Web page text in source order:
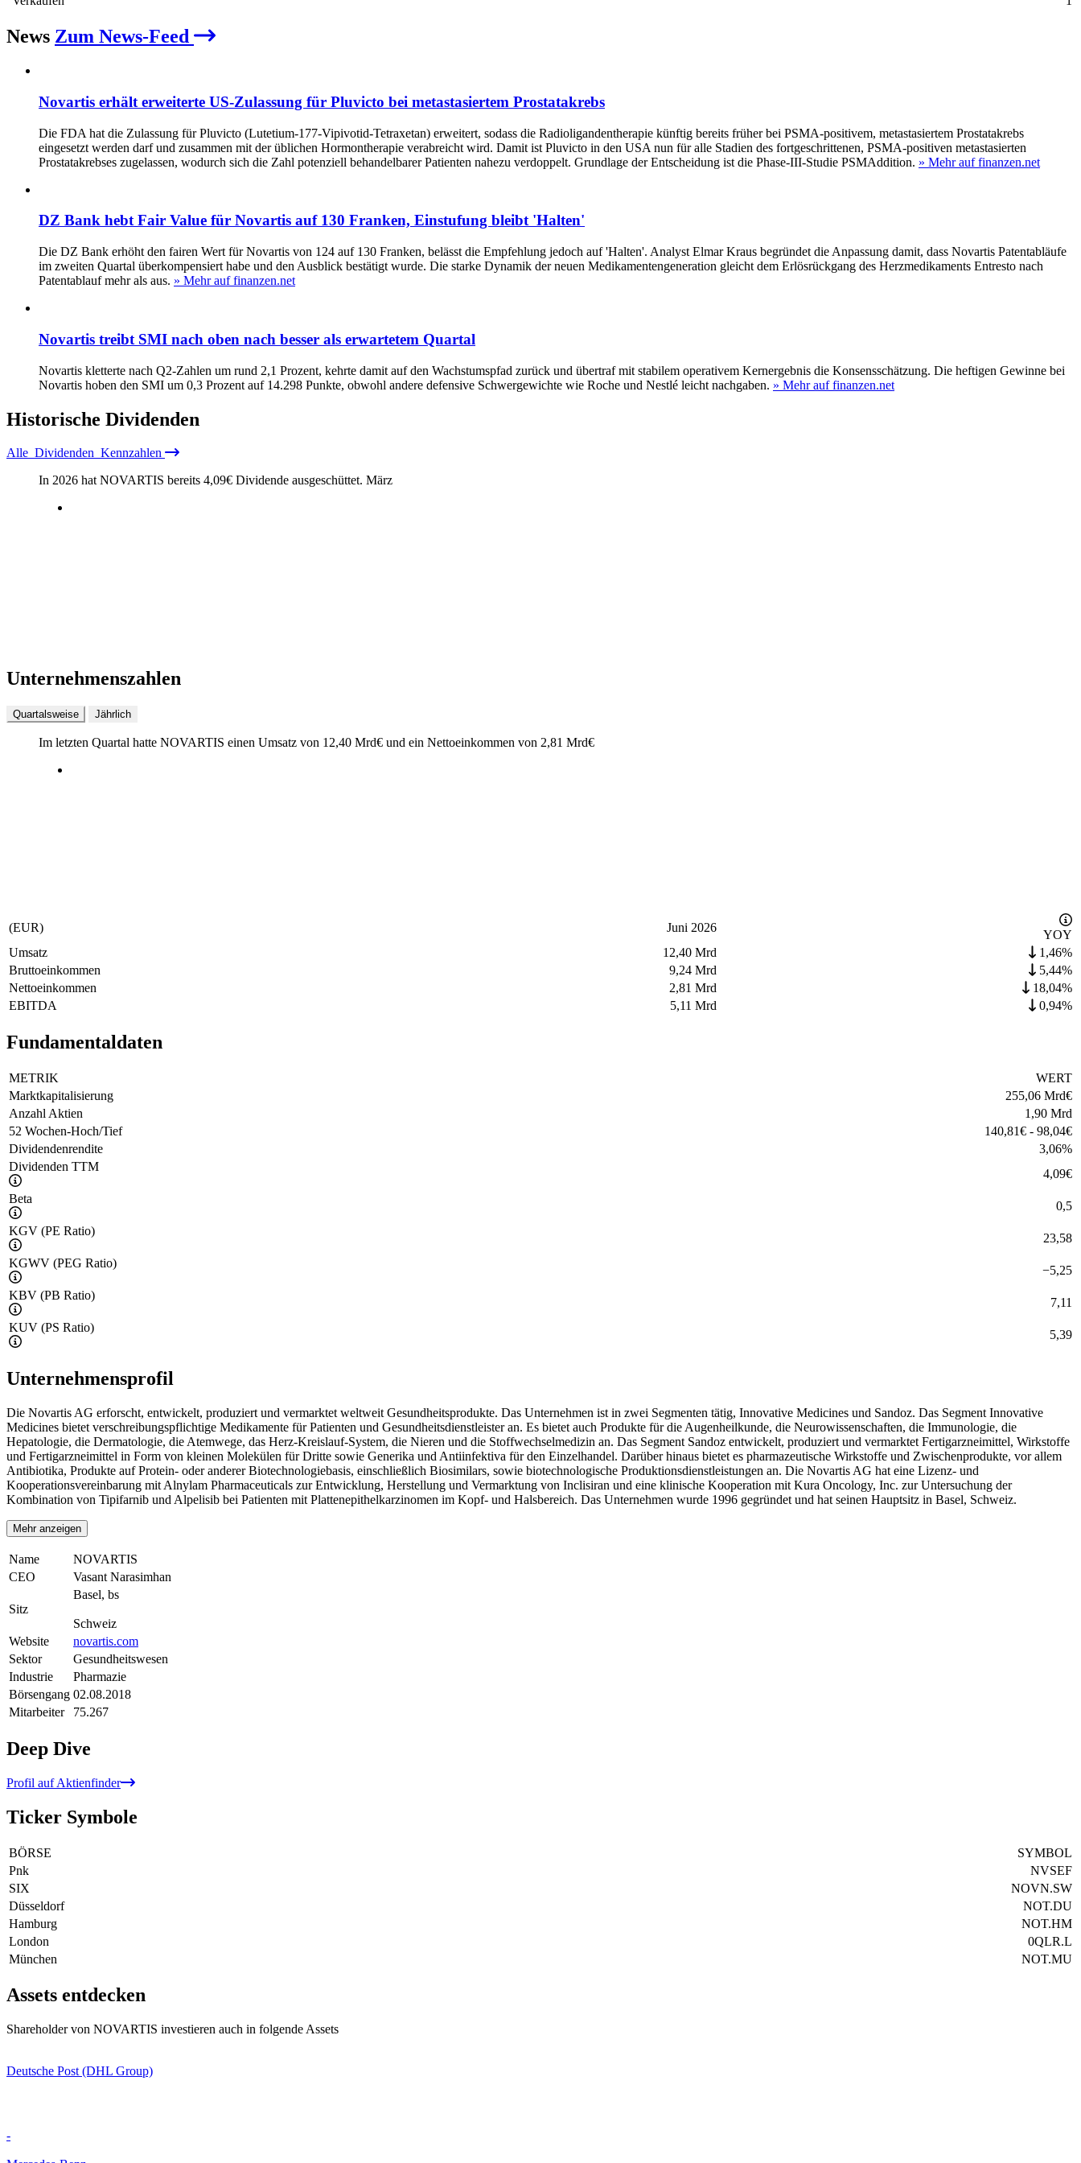
News Zum News-Feed
Novartis erhält erweiterte US‑Zulassung für Pluvicto bei metastasiertem Prostatakrebs
Die FDA hat die Zulassung für Pluvicto (Lutetium‑177‑Vipivotid‑Tetraxetan) erweitert, sodass die Radioligandentherapie künftig bereits früher bei PSMA‑positivem, metastasiertem Prostatakrebs
eingesetzt werden darf und zusammen mit der üblichen Hormontherapie verabreicht wird. Damit ist Pluvicto in den USA nun für alle Stadien des fortgeschrittenen, PSMA‑positiven metastasierten
Prostatakrebses zugelassen, wodurch sich die Zahl potenziell behandelbarer Patienten nahezu verdoppelt. Grundlage der Entscheidung ist die Phase‑III‑Studie PSMAddition. » Mehr auf finanzen.net
DZ Bank hebt Fair Value für Novartis auf 130 Franken, Einstufung bleibt 'Halten'
Die DZ Bank erhöht den fairen Wert für Novartis von 124 auf 130 Franken, belässt die Empfehlung jedoch auf 'Halten'. Analyst Elmar Kraus begründet die Anpassung damit, dass Novartis Patentabläufe
im zweiten Quartal überkompensiert habe und den Ausblick bestätigt wurde. Die starke Dynamik der neuen Medikamentengeneration gleicht dem Erlösrückgang des Herzmedikaments Entresto nach
Patentablauf mehr als aus. » Mehr auf finanzen.net
Novartis treibt SMI nach oben nach besser als erwartetem Quartal
Novartis kletterte nach Q2-Zahlen um rund 2,1 Prozent, kehrte damit auf den Wachstumspfad zurück und übertraf mit stabilem operativem Kernergebnis die Konsensschätzung. Die heftigen Gewinne bei
Novartis hoben den SMI um 0,3 Prozent auf 14.298 Punkte, obwohl andere defensive Schwergewichte wie Roche und Nestlé leicht nachgaben. » Mehr auf finanzen.net
Historische Dividenden
Alle Dividenden Kennzahlen
In 2026 hat NOVARTIS bereits 4,09€ Dividende ausgeschüttet. März
Unternehmenszahlen
Quartalsweise Jährlich
Im letzten Quartal hatte NOVARTIS einen Umsatz von 12,40 Mrd€ und ein Nettoeinkommen von 2,81 Mrd€
(EUR) Juni 2026
YOY
Umsatz
12,40 Mrd
1,46%
Bruttoeinkommen
9,24 Mrd
5,44%
Nettoeinkommen
2,81 Mrd
18,04%
EBITDA
5,11 Mrd 0,94%
Fundamentaldaten
METRIK
WERT
Marktkapitalisierung
255,06 Mrd€
Anzahl Aktien
1,90 Mrd
52 Wochen-Hoch/Tief
140,81€ - 98,04€
Dividendenrendite
3,06%
Dividenden TTM
4,09€
Beta
0,5
KGV (PE Ratio)
23,58
KGWV (PEG Ratio)
−5,25
KBV (PB Ratio)
7,11
KUV (PS Ratio)
5,39
Unternehmensprofil
Die Novartis AG erforscht, entwickelt, produziert und vermarktet weltweit Gesundheitsprodukte. Das Unternehmen ist in zwei Segmenten tätig, Innovative Medicines und Sandoz. Das Segment Innovative
Medicines bietet verschreibungspflichtige Medikamente für Patienten und Gesundheitsdienstleister an. Es bietet auch Produkte für die Augenheilkunde, die Neurowissenschaften, die Immunologie, die
Hepatologie, die Dermatologie, die Atemwege, das Herz-Kreislauf-System, die Nieren und die Stoffwechselmedizin an. Das Segment Sandoz entwickelt, produziert und vermarktet Fertigarzneimittel, Wirkstoffe
und Fertigarzneimittel in Form von kleinen Molekülen für Dritte sowie Generika und Antiinfektiva für den Einzelhandel. Darüber hinaus bietet es pharmazeutische Wirkstoffe und Zwischenprodukte, vor allem
Antibiotika, Produkte auf Protein- oder anderer Biotechnologiebasis, einschließlich Biosimilars, sowie biotechnologische Produktionsdienstleistungen an. Die Novartis AG hat eine Lizenz- und
Kooperationsvereinbarung mit Alnylam Pharmaceuticals zur Entwicklung, Herstellung und Vermarktung von Inclisiran und eine klinische Kooperation mit Kura Oncology, Inc. zur Untersuchung der
Kombination von Tipifarnib und Alpelisib bei Patienten mit Plattenepithelkarzinomen im Kopf- und Halsbereich. Das Unternehmen wurde 1996 gegründet und hat seinen Hauptsitz in Basel, Schweiz.
Mehr anzeigen
Name
NOVARTIS
CEO
Vasant Narasimhan
Sitz
Basel, bs
Schweiz
Website
novartis.com
Sektor
Gesundheitswesen
Industrie
Pharmazie
Börsengang 02.08.2018
Mitarbeiter
75.267
Deep Dive
Profil auf Aktienfinder
Ticker Symbole
BÖRSE
SYMBOL
Pnk
NVSEF
SIX
NOVN.SW
Düsseldorf
NOT.DU
Hamburg
NOT.HM
London
0QLR.L
München
NOT.MU
Assets entdecken
Shareholder von NOVARTIS investieren auch in folgende Assets
Deutsche Post (DHL Group)
-